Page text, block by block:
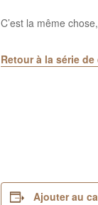
C’est la même
Retour à la série
Ajouter au